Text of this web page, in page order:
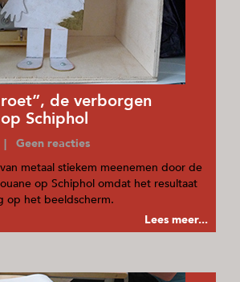
de verborgen
Schiphol
Geen reacties
metaal stiekem meenemen door de
op Schiphol omdat het resultaat
op het beeldscherm.
Lees meer...